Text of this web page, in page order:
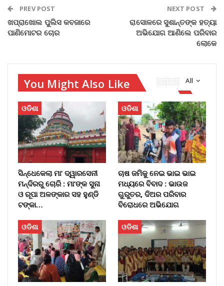
PREV POST
ଖପ୍ରାଖୋଲ ପୁଲିସ କବଜାରେ
ପାଣିମୋଟର ଚୋର
NEXT POST
ରାସୋଳରେ ସୁଶାନ୍ତଙ୍କ ହତ୍ୟା
ଅଭିଯୋଗ ଆଣିଲେ ପରିବାର
ଲୋକେ
All
You Might Also Like
ଓଡିଶା
ସିନ୍ଧେକେଲା ମା’ ଦ୍ୱାରସେନୀ
ମନ୍ଦିରରୁ ଚୋରି : ମା’ଙ୍କ ସୁନା
ଓ ରୂପା ଅଳଙ୍କାର ସହ ହୁଣ୍ଡି
ଟଙ୍କା…
ଓଡିଶା
ଚାଷ ଜମିକୁ ନେଇ ଭାଇ ଭାଇ
ମଧ୍ୟରେ ବିବାଦ : ଭାଉଜ
ଗୁରୁତର, ଦିଅର ପରିବାର
ବିରୋଧରେ ଅଭିଯୋଗ
ଓଡିଶା ଓଡିଶା